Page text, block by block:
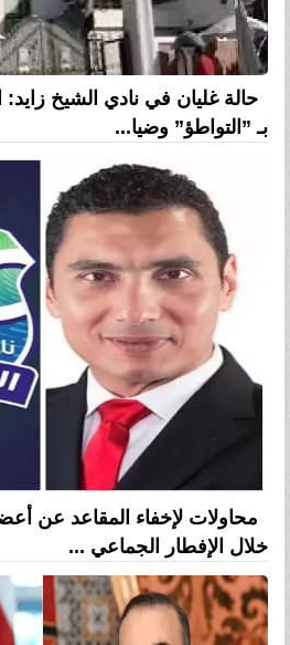
حالة غليان في نادي الشيخ زايد:
بـ ”التواطؤ” وضيا...
محاولات لإخفاء المقاعد عن
خلال الإفطار الجماعي ...